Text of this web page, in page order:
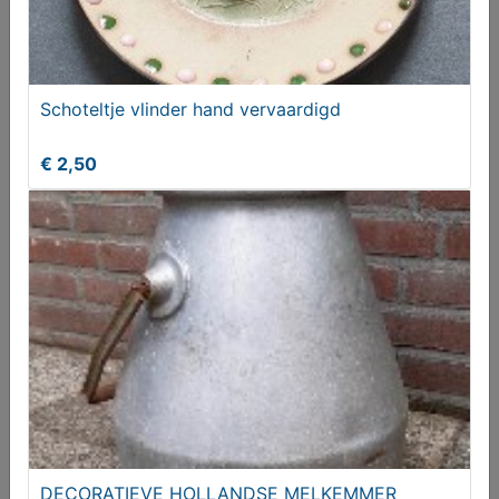
Zware glazen/kristallen wijnkaraf met stop
€ 69,50
Schoteltje vlinder hand vervaardigd
€ 2,50
DECORATIEVE HOLLANDSE MELKEMMER